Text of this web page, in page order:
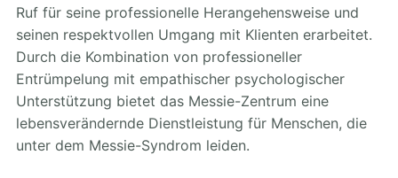
Ruf für seine professionelle Herangehensweise und
seinen respektvollen Umgang mit Klienten erarbeitet.
Durch die Kombination von professioneller
Entrümpelung mit empathischer psychologischer
Unterstützung bietet das Messie-Zentrum eine
lebensverändernde Dienstleistung für Menschen, die
unter dem Messie-Syndrom leiden.